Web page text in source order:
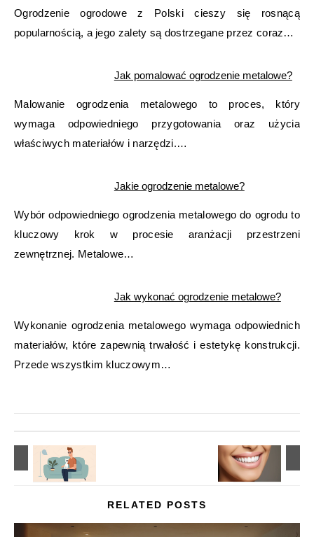
Ogrodzenie ogrodowe z Polski cieszy się rosnącą
popularnością, a jego zalety są dostrzegane przez coraz…
Jak pomalować ogrodzenie metalowe?
Malowanie ogrodzenia metalowego to proces, który
wymaga odpowiedniego przygotowania oraz użycia
właściwych materiałów i narzędzi.…
Jakie ogrodzenie metalowe?
Wybór odpowiedniego ogrodzenia metalowego do ogrodu to
kluczowy krok w procesie aranżacji przestrzeni
zewnętrznej. Metalowe…
Jak wykonać ogrodzenie metalowe?
Wykonanie ogrodzenia metalowego wymaga odpowiednich
materiałów, które zapewnią trwałość i estetykę konstrukcji.
Przede wszystkim kluczowym…
RELATED POSTS